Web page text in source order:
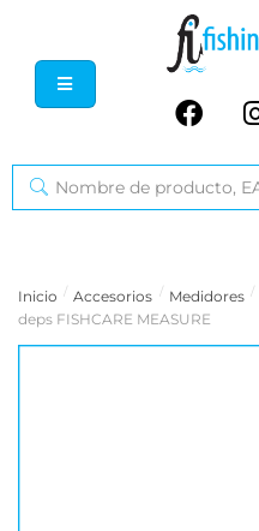
Inicio / Accesorios / Medidores /
deps FISHCARE MEASURE